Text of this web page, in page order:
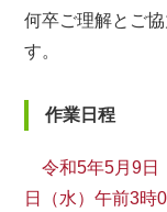
何卒ご理解とご
す。
作業日程
令和5年5月9日
日（水）午前3時